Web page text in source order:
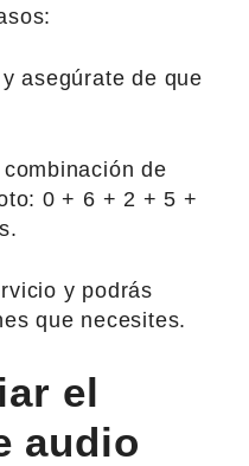
asegúrate de que
de
0 + 6 + 2 + 5 +
y podrás
que necesites.
el
audio